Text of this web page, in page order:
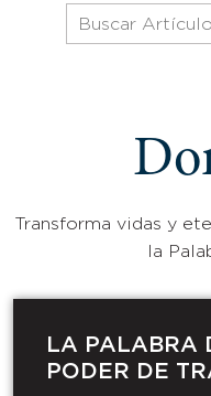
Transforma vidas y
la
LA PALABRA
PODER DE